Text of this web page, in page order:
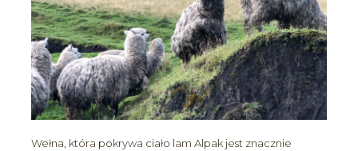
Wełna, która pokrywa ciało lam Alpak jest znacznie